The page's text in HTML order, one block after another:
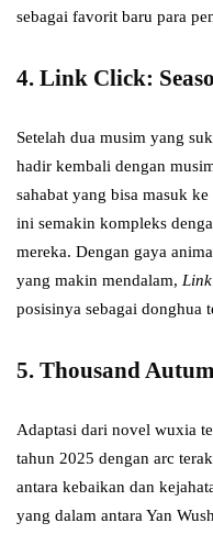
sebagai favorit baru para
4. Link Click:
Setelah dua musim yang
hadir kembali dengan
sahabat yang bisa masuk
ini semakin kompleks
mereka. Dengan gaya
yang makin mendalam,
posisinya sebagai donghua
5. Thousand
Adaptasi dari novel wuxia
tahun 2025 dengan arc
antara kebaikan dan
yang dalam antara Yan